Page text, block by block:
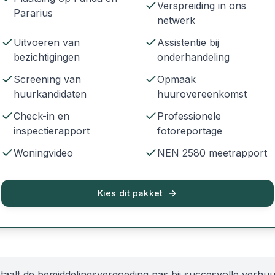
Pararius
Verspreiding in ons
netwerk
Uitvoeren van
bezichtigingen
Assistentie bij
onderhandeling
Screening van
huurkandidaten
Opmaak
huurovereenkomst
Check-in en
inspectierapport
Professionele
fotoreportage
Woningvideo
NEN 2580 meetrapport
Kies dit pakket